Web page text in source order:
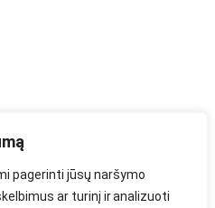
pagerinti jūsų naršymo
ar turinį ir analizuoti